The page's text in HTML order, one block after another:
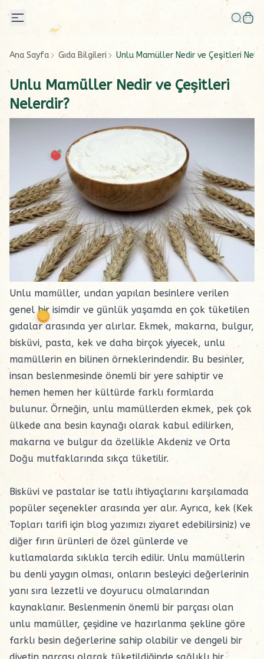
Ana Sayfa Gıda Bilgileri Unlu Mamüller Nedir ve Çeşitleri
Unlu Mamüller Nedir ve Çeşitleri
Nelerdir?
Unlu mamüller, undan yapılan besinlere verilen
genel bir isimdir ve günlük yaşamda en çok tüketilen
gıdalar arasında yer alırlar. Ekmek, makarna, bulgur,
bisküvi, pasta, kek ve daha birçok yiyecek, unlu
mamüllerin en bilinen örneklerindendir. Bu besinler,
insan beslenmesinde önemli bir yere sahiptir ve
hemen hemen her kültürde farklı formlarda
bulunur. Örneğin, unlu mamüllerden ekmek, pek çok
ülkede ana besin kaynağı olarak kabul edilirken,
makarna ve bulgur da özellikle Akdeniz ve Orta
Doğu mutfaklarında sıkça tüketilir.
Bisküvi ve pastalar ise tatlı ihtiyaçlarını karşılamada
popüler seçenekler arasında yer alır. Ayrıca, kek ( Kek
Topları tarifi için blog yazımızı ziyaret edebilirsiniz) ve
diğer fırın ürünleri de özel günlerde ve
kutlamalarda sıklıkla tercih edilir. Unlu mamüllerin
bu denli yaygın olması, onların besleyici değerlerinin
yanı sıra lezzetli ve doyurucu olmalarından
kaynaklanır. Beslenmenin önemli bir parçası olan
unlu mamüller, çeşidine ve hazırlanma şekline göre
farklı besin değerlerine sahip olabilir ve dengeli bir